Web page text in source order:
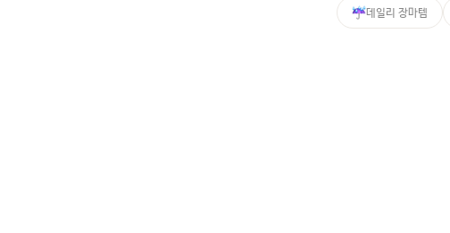
데일리 장마템